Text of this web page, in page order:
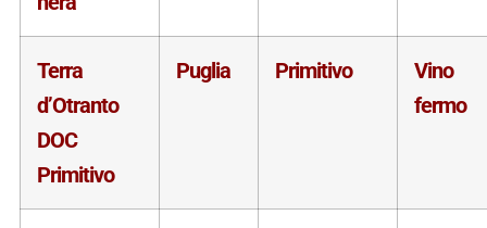
Terra
d’Otranto
DOC
Primitivo
Puglia Primitivo
Vino
fermo